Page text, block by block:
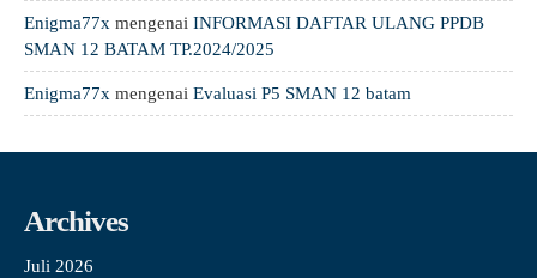
Enigma77x mengenai INFORMASI DAFTAR ULANG PPDB
SMAN 12 BATAM TP.2024/2025
Enigma77x mengenai Evaluasi P5 SMAN 12 batam
Archives
Juli 2026